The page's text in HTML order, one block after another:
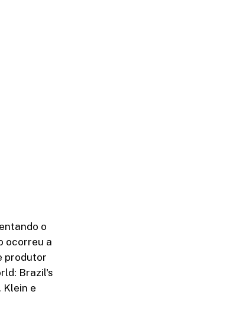
o
ocorreu a
produtor
Brazil's
Klein e